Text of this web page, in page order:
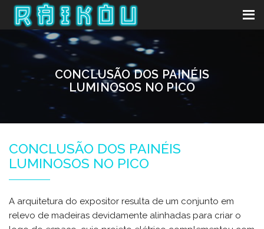
CONCLUSÃO DOS PAINÉIS
LUMINOSOS NO PICO
CONCLUSÃO DOS PAINÉIS
LUMINOSOS NO PICO
A arquitetura do expositor resulta de um conjunto em
relevo de madeiras devidamente alinhadas para criar o